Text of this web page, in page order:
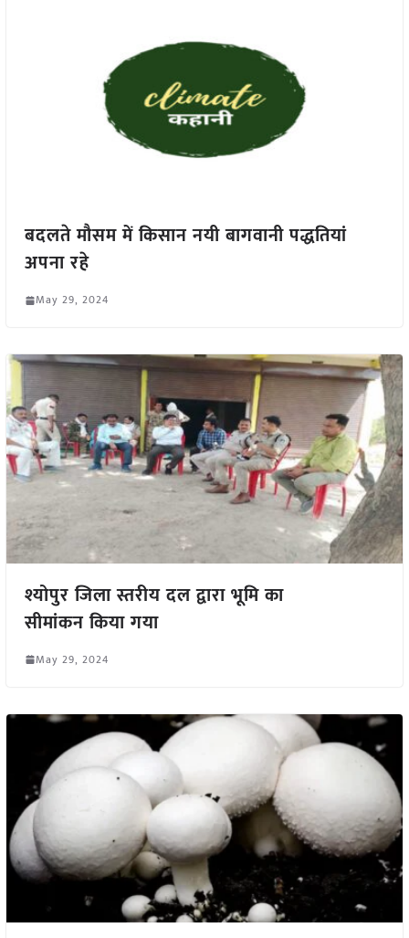
बदलते मौसम में किसान नयी बागवानी पद्धतियां
अपना रहे
May 29, 2024
श्योपुर जिला स्तरीय दल द्वारा भूमि का
सीमांकन किया गया
May 29, 2024